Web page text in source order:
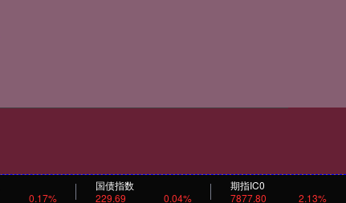
0.17%
国债指数
229.69
0.04%
期指IC0
7877.80
2.13%